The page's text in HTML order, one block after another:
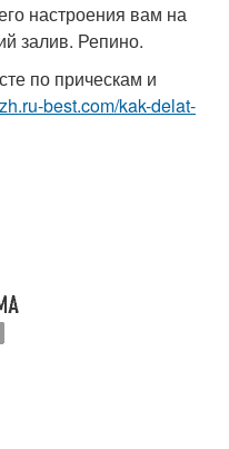
настроения вам на
залив. Репино.
по прическам и
best.com/kak-delat-